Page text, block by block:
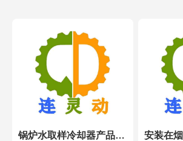
锅炉水取样冷却器产品使用及存在问题分析